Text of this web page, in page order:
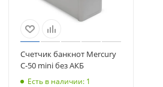
Счетчик банкнот Mercury
C-50 mini без АКБ
Есть в наличии: 1